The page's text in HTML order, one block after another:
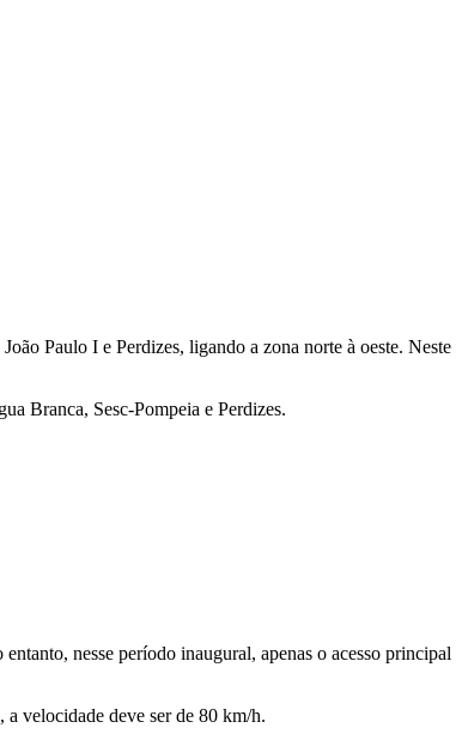
Paulo I e Perdizes, ligando a zona norte à oeste. Neste
Branca, Sesc-Pompeia e Perdizes.
nesse período inaugural, apenas o acesso principal
a velocidade deve ser de 80 km/h.